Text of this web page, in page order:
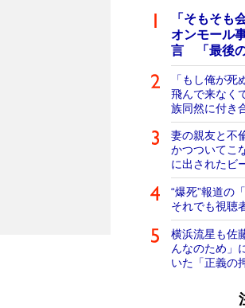
「そもそ
オンモール
言 「最後
「もし俺が
飛んで来な
族同然に付き
妻の親友と不
かつついてこ
に出されたビ
“爆死”報道の
それでも視聴
横浜流星も佐
んなのため」
いた「正義の